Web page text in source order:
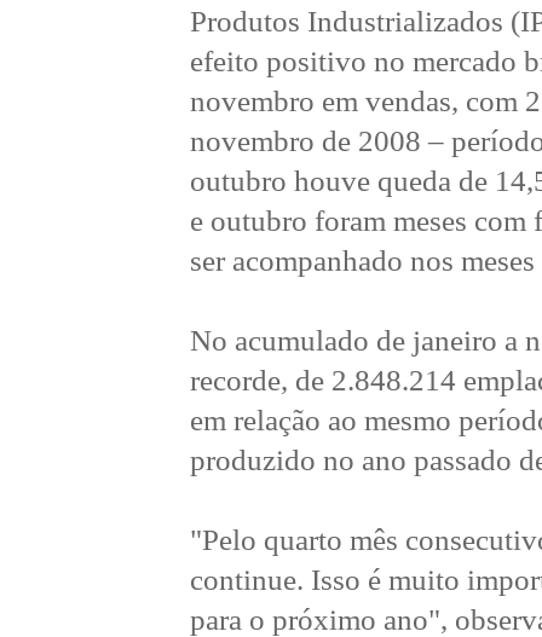
Produtos Industrializados
efeito positivo no mercado
novembro em vendas, com
novembro de 2008 –
outubro houve queda de
e outubro foram meses
ser acompanhado nos
No acumulado de janeiro a
recorde, de 2.848.214
em relação ao mesmo
produzido no ano passado
"Pelo quarto mês
continue. Isso é muito
para o próximo ano",